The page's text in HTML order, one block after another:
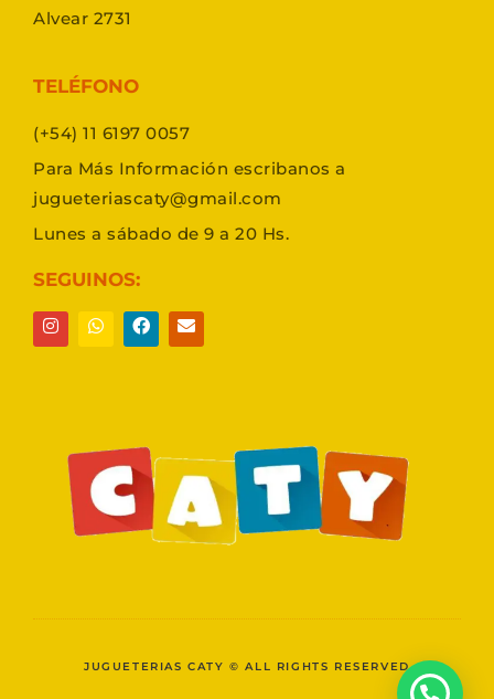
Alvear 2731
TELÉFONO
(+54) 11 6197 0057
Para Más Información escribanos a
jugueteriascaty@gmail.com
Lunes a sábado de 9 a 20 Hs.
SEGUINOS:
JUGUETERIAS CATY © ALL RIGHTS RESERVED